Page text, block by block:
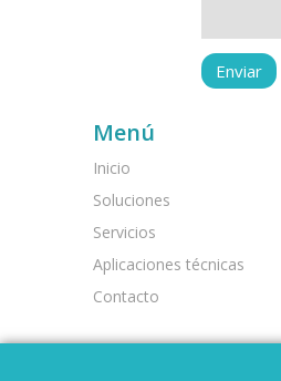
Menú
Inicio
Soluciones
Servicios
Aplicaciones técnicas
Contacto